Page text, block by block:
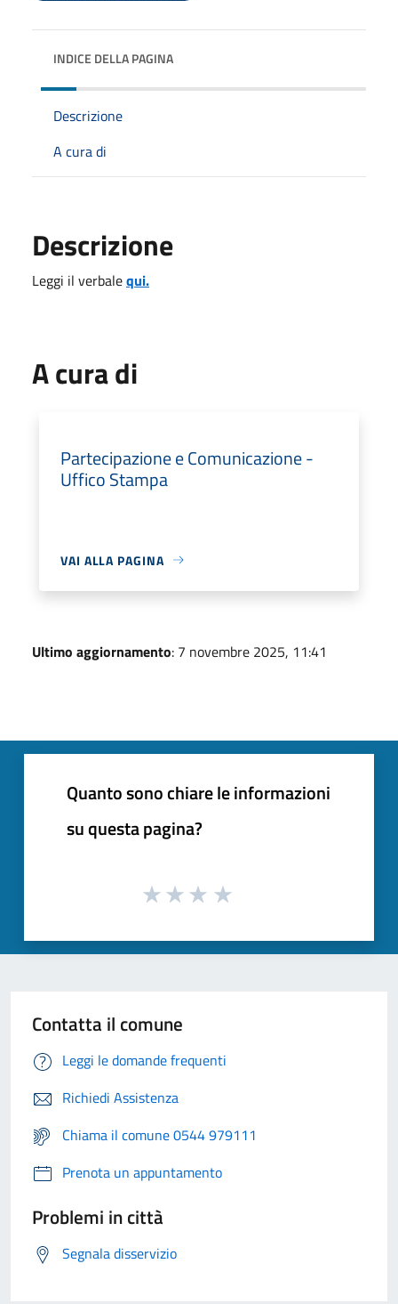
INDICE DELLA PAGINA
Descrizione
A cura di
Descrizione
Leggi il verbalequi.
A cura di
Partecipazione e Comunicazione -
Uffico Stampa
VAI ALLA PAGINA
Ultimo aggiornamento: 7 novembre 2025, 11:41
Quanto sono chiare le informazioni
su questa pagina?
Contatta il comune
Leggi le domande frequenti
Richiedi Assistenza
Chiama il comune 0544 979111
Prenota un appuntamento
Problemi in città
Segnala disservizio